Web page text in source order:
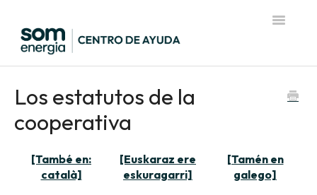
Toggle
Los estatutos de la
cooperativa
[També en:
català]
[Euskaraz ere
eskuragarri]
[Tamén en
galego]